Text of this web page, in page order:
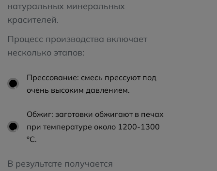
натуральных минеральных
красителей.
Процесс производства включает
несколько этапов:
Прессование: смесь прессуют под
очень высоким давлением.
Обжиг: заготовки обжигают в печах
при температуре около 1200-1300
°C.
В результате получается